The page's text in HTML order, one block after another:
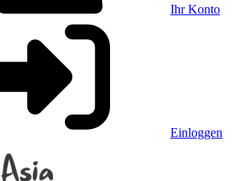
Ihr Konto
Einloggen